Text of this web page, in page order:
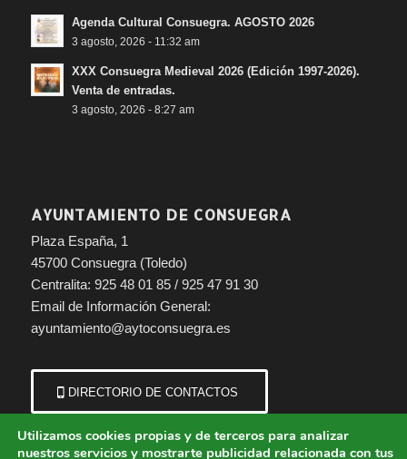
Agenda Cultural Consuegra. AGOSTO 2026
3 agosto, 2026 - 11:32 am
XXX Consuegra Medieval 2026 (Edición 1997-2026).
Venta de entradas.
3 agosto, 2026 - 8:27 am
AYUNTAMIENTO DE CONSUEGRA
Plaza España, 1
45700 Consuegra (Toledo)
Centralita: 925 48 01 85 / 925 47 91 30
Email de Información General:
ayuntamiento@aytoconsuegra.es
DIRECTORIO DE CONTACTOS
Utilizamos cookies propias y de terceros para analizar
nuestros servicios y mostrarte publicidad relacionada con tus